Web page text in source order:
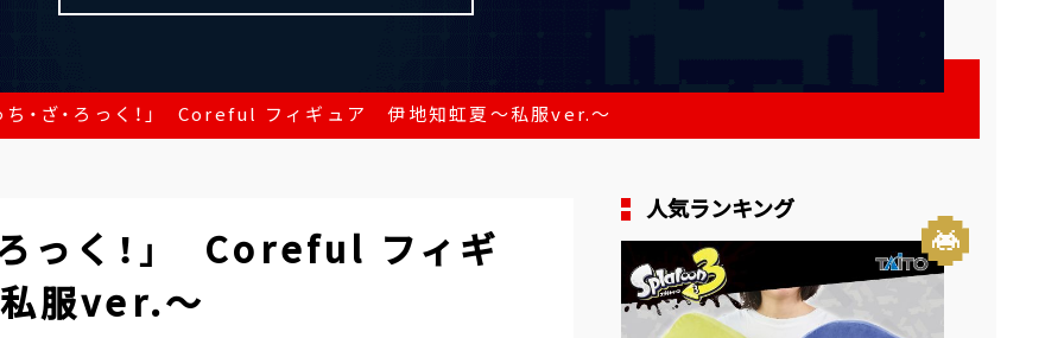
ち・ざ・ろっく！」 Coreful フィギュア 伊地知虹夏～私服ver.～
ろっく！」 Coreful フィギ
服ver.～
人気ランキング